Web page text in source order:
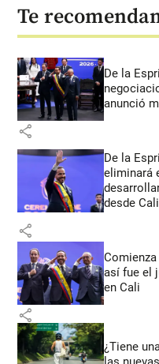
Te
De la
anunció
share
De la
eliminará
desde Cali
share
así fue el
en Cali
share
¿Tiene